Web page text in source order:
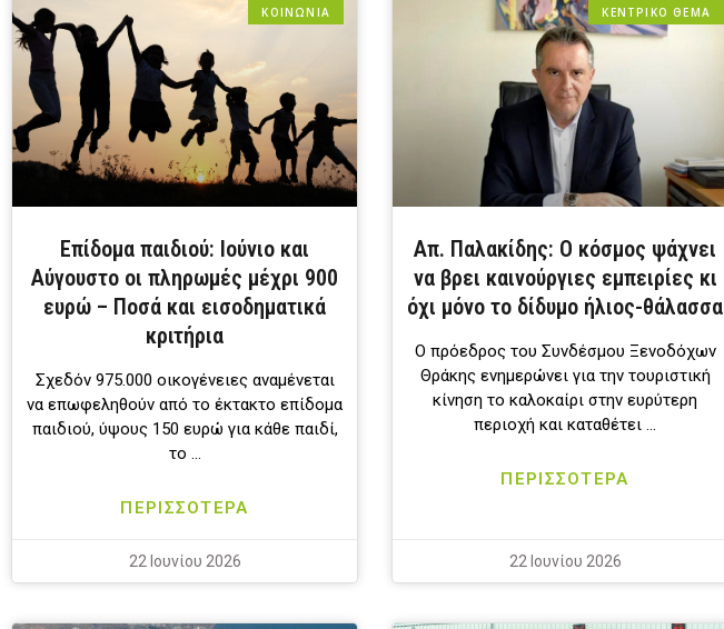
ΚΟΙΝΩΝΙΑ
Επίδομα παιδιού: Ιούνιο και
Αύγουστο οι πληρωμές μέχρι 900
ευρώ – Ποσά και εισοδηματικά
κριτήρια
Σχεδόν 975.000 οικογένειες αναμένεται
να επωφεληθούν από το έκτακτο επίδομα
παιδιού, ύψους 150 ευρώ για κάθε παιδί,
το …
ΠΕΡΙΣΣΟΤΕΡΑ
22 Ιουνίου 2026
ΚΕΝΤΡΙΚΟ ΘΕΜΑ
Απ. Παλακίδης: Ο κόσμος ψάχνει
να βρει καινούργιες εμπειρίες κι
όχι μόνο το δίδυμο ήλιος-θάλασσα
Ο πρόεδρος του Συνδέσμου Ξενοδόχων
Θράκης ενημερώνει για την τουριστική
κίνηση το καλοκαίρι στην ευρύτερη
περιοχή και καταθέτει …
ΠΕΡΙΣΣΟΤΕΡΑ
22 Ιουνίου 2026